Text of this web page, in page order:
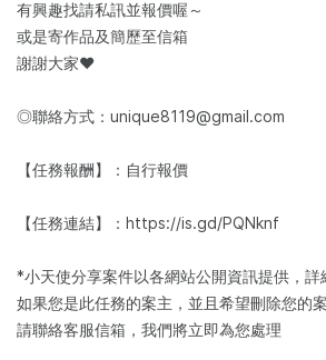
有興趣找請私訊並報價喔～
或是寄作品及簡歷至信箱
謝謝大家❤️
◎聯絡方式：unique8119@gmail.com
【任務報酬】：自行報價
【任務連結】：https://is.gd/PQNknf
*小天使分享案件以各網站公開資訊提供，詳
如果您是此任務的案主，並且希望刪除您的
請聯絡客服信箱，我們將立即為您處理